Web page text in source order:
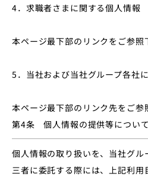
4．求職者さまに関する個⼈情報
本ページ最下部のリンクをご参照
5．当社および当社グループ各社
本ページ最下部のリンク先をご参
第4条 個人情報の提供等について
個人情報の取り扱いを、当社グ
三者に委託する際には、上記利